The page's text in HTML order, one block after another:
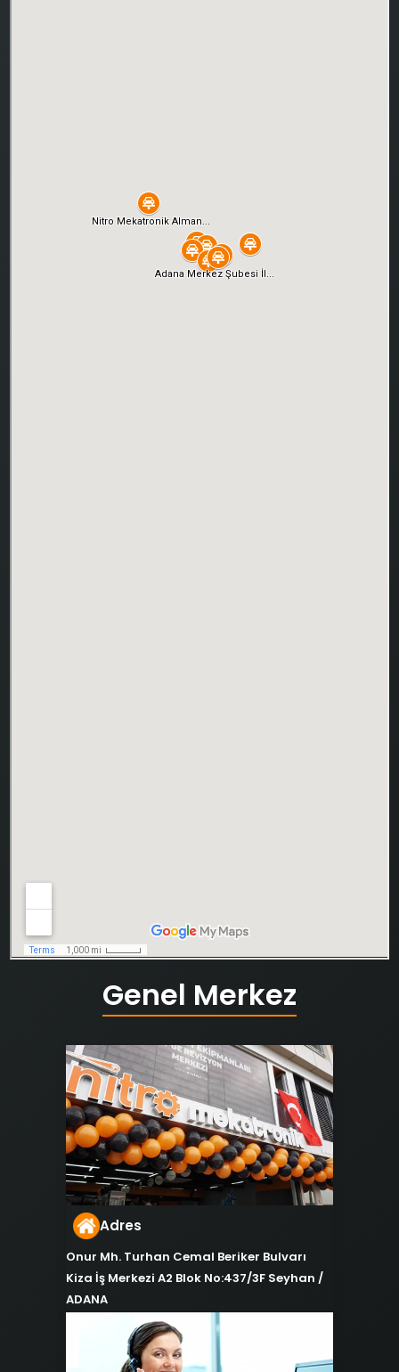
Genel Merkez
Adres
Onur Mh. Turhan Cemal Beriker Bulvarı
Kiza İş Merkezi A2 Blok No:437/3F Seyhan /
ADANA